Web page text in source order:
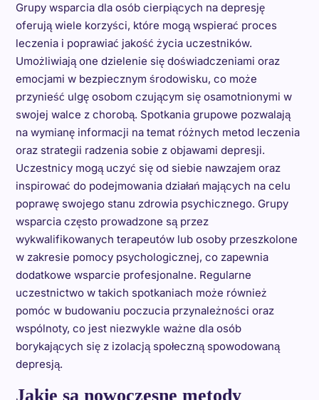
Grupy wsparcia dla osób cierpiących na depresję
oferują wiele korzyści, które mogą wspierać proces
leczenia i poprawiać jakość życia uczestników.
Umożliwiają one dzielenie się doświadczeniami oraz
emocjami w bezpiecznym środowisku, co może
przynieść ulgę osobom czującym się osamotnionymi w
swojej walce z chorobą. Spotkania grupowe pozwalają
na wymianę informacji na temat różnych metod leczenia
oraz strategii radzenia sobie z objawami depresji.
Uczestnicy mogą uczyć się od siebie nawzajem oraz
inspirować do podejmowania działań mających na celu
poprawę swojego stanu zdrowia psychicznego. Grupy
wsparcia często prowadzone są przez
wykwalifikowanych terapeutów lub osoby przeszkolone
w zakresie pomocy psychologicznej, co zapewnia
dodatkowe wsparcie profesjonalne. Regularne
uczestnictwo w takich spotkaniach może również
pomóc w budowaniu poczucia przynależności oraz
wspólnoty, co jest niezwykle ważne dla osób
borykających się z izolacją społeczną spowodowaną
depresją.
Jakie są nowoczesne metody